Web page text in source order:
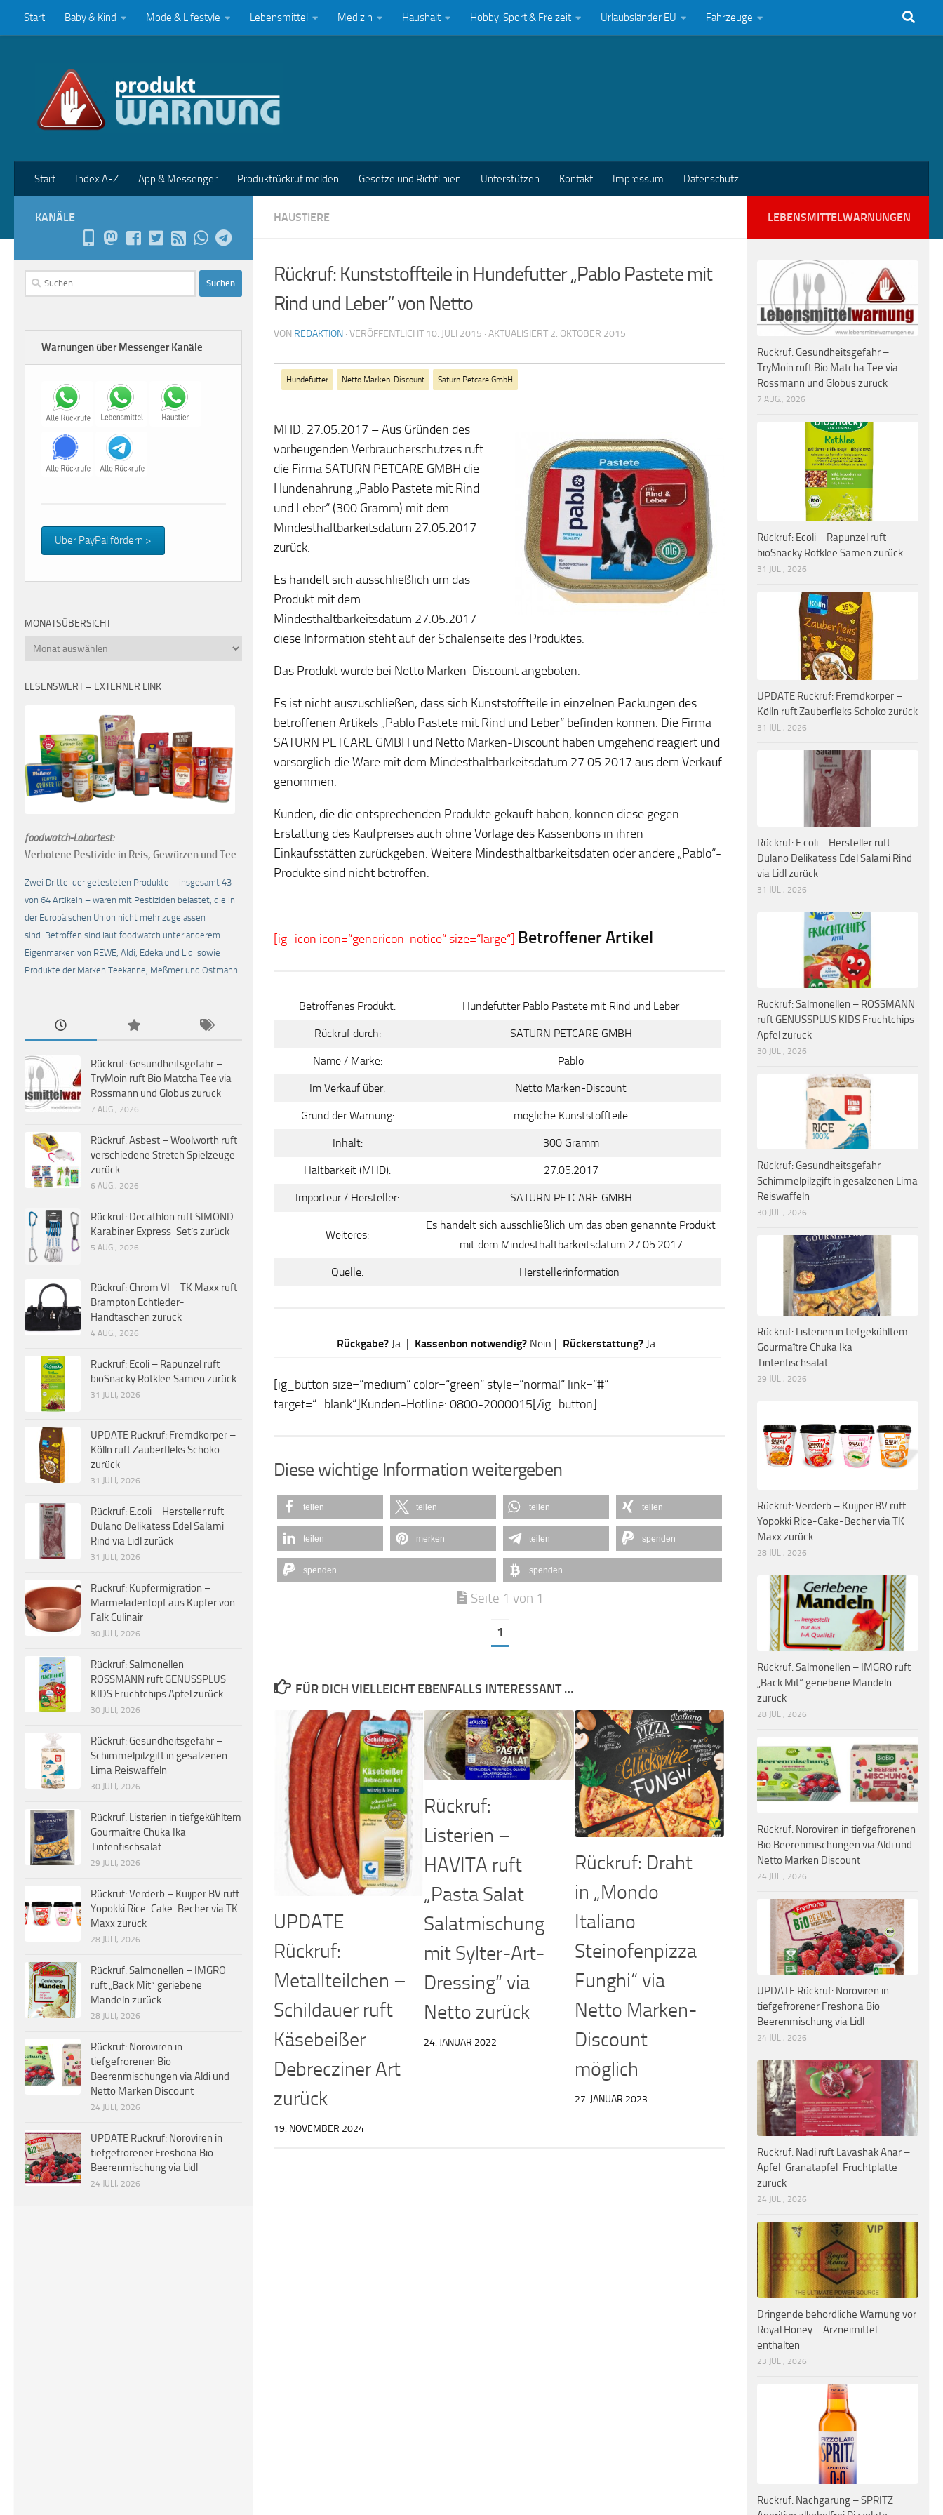
Zum Inhalt springen
Start Baby & Kind Mode & Lifestyle Lebensmittel Medizin Haushalt Hobby, Sport & Freizeit Urlaubsländer EU Fahrzeuge
Start Index A-Z App & Messenger Produktrückruf melden Gesetze und Richtlinien Unterstützen Kontakt Impressum Datenschutz
HAUSTIERE
Rückruf: Kunststoffteile in Hundefutter „Pablo Pastete mit
Rind und Leber“ von Netto
VON REDAKTION · VERÖFFENTLICHT 10. JULI 2015 · AKTUALISIERT 2. OKTOBER 2015
Hundefutter Netto Marken-Discount Saturn Petcare GmbH
MHD: 27.05.2017 –Aus Gründen des
vorbeugenden Verbraucherschutzes ruft
die Firma SATURN PETCARE GMBH die
Hundenahrung „Pablo Pastete mit Rind
und Leber“ (300 Gramm) mit dem
Mindesthaltbarkeitsdatum 27.05.2017
zurück:
Es handelt sich ausschließlich um das
Produkt mit dem
Mindesthaltbarkeitsdatum 27.05.2017 –
diese Information steht auf der Schalenseite des Produktes.
Das Produkt wurde bei Netto Marken-Discount angeboten.
Es ist nicht auszuschließen, dass sich Kunststoffteile in einzelnen Packungen des
betroffenen Artikels „Pablo Pastete mit Rind und Leber“ befinden können. Die Firma
SATURN PETCARE GMBH und Netto Marken-Discount haben umgehend reagiert und
vorsorglich die Ware mit dem Mindesthaltbarkeitsdatum 27.05.2017 aus dem Verkauf
genommen.
Kunden, die die entsprechenden Produkte gekauft haben, können diese gegen
Erstattung des Kaufpreises auch ohne Vorlage des Kassenbons in ihren
Einkaufsstätten zurückgeben. Weitere Mindesthaltbarkeitsdaten oder andere „Pablo“-
Produkte sind nicht betroffen.
[ig_icon icon=“genericon-notice“ size=“large“] Betroffener Artikel
Betroffenes Produkt: Hundefutter Pablo Pastete mit Rind und Leber
Rückruf durch: SATURN PETCARE GMBH
Name / Marke: Pablo
Im Verkauf über: Netto Marken-Discount
Grund der Warnung: mögliche Kunststoffteile
Inhalt: 300 Gramm
Haltbarkeit (MHD): 27.05.2017
Importeur / Hersteller: SATURN PETCARE GMBH
Weiteres:
Es handelt sich ausschließlich um das oben genannte Produkt
mit dem Mindesthaltbarkeitsdatum 27.05.2017
Quelle: Herstellerinformation
Rückgabe?Ja | Kassenbon notwendig?Nein | Rückerstattung?Ja
[ig_button size=“medium“ color=“green“ style=“normal“ link=“#“
target=“_blank“]Kunden-Hotline: 0800-2000015[/ig_button]
Diese wichtige Information weitergeben
teilen teilen teilen teilen
teilen merken teilen spenden
spenden spenden
Seite 1 von 1
1
FÜR DICH VIELLEICHT EBENFALLS INTERESSANT …
UPDATE
Rückruf:
Metallteilchen –
Schildauer ruft
Käsebeißer
Debrecziner Art
zurück
19. NOVEMBER 2024
Rückruf:
Listerien –
HAVITA ruft
„Pasta Salat
Salatmischung
mit Sylter-Art-
Dressing“ via
Netto zurück
24. JANUAR 2022
Rückruf: Draht
in „Mondo
Italiano
Steinofenpizza
Funghi“ via
Netto Marken-
Discount
möglich
27. JANUAR 2023
KANÄLE
Suchen
nach:
Warnungen über Messenger Kanäle
Über PayPal fördern >
MONATSÜBERSICHT
Monatsübersicht
LESENSWERT – EXTERNER LINK
foodwatch-Labortest:
Verbotene Pestizide in Reis, Gewürzen und Tee
Zwei Drittel der getesteten Produkte – insgesamt 43
von 64 Artikeln – waren mit Pestiziden belastet, die in
der Europäischen Union nicht mehr zugelassen
sind. Betroffen sind laut foodwatch unter anderem
Eigenmarken von REWE, Aldi, Edeka und Lidl sowie
Produkte der Marken Teekanne, Meßmer und Ostmann.
Rückruf: Gesundheitsgefahr –
TryMoin ruft Bio Matcha Tee via
Rossmann und Globus zurück
7 AUG., 2026
Rückruf: Asbest – Woolworth ruft
verschiedene Stretch Spielzeuge
zurück
6 AUG., 2026
Rückruf: Decathlon ruft SIMOND
Karabiner Express-Set’s zurück
5 AUG., 2026
Rückruf: Chrom VI – TK Maxx ruft
Brampton Echtleder-
Handtaschen zurück
4 AUG., 2026
Rückruf: Ecoli – Rapunzel ruft
bioSnacky Rotklee Samen zurück
31 JULI, 2026
UPDATE Rückruf: Fremdkörper –
Kölln ruft Zauberfleks Schoko
zurück
31 JULI, 2026
Rückruf: E.coli – Hersteller ruft
Dulano Delikatess Edel Salami
Rind via Lidl zurück
31 JULI, 2026
Rückruf: Kupfermigration –
Marmeladentopf aus Kupfer von
Falk Culinair
30 JULI, 2026
Rückruf: Salmonellen –
ROSSMANN ruft GENUSSPLUS
KIDS Fruchtchips Apfel zurück
30 JULI, 2026
Rückruf: Gesundheitsgefahr –
Schimmelpilzgift in gesalzenen
Lima Reiswaffeln
30 JULI, 2026
Rückruf: Listerien in tiefgekühltem
Gourmaître Chuka Ika
Tintenfischsalat
29 JULI, 2026
Rückruf: Verderb – Kuijper BV ruft
Yopokki Rice-Cake-Becher via TK
Maxx zurück
28 JULI, 2026
Rückruf: Salmonellen – IMGRO
ruft „Back Mit“ geriebene
Mandeln zurück
28 JULI, 2026
Rückruf: Noroviren in
tiefgefrorenen Bio
Beerenmischungen via Aldi und
Netto Marken Discount
24 JULI, 2026
UPDATE Rückruf: Noroviren in
tiefgefrorener Freshona Bio
Beerenmischung via Lidl
24 JULI, 2026
LEBENSMITTELWARNUNGEN
Rückruf: Gesundheitsgefahr –
TryMoin ruft Bio Matcha Tee via
Rossmann und Globus zurück
7 AUG., 2026
Rückruf: Ecoli – Rapunzel ruft
bioSnacky Rotklee Samen zurück
31 JULI, 2026
UPDATE Rückruf: Fremdkörper –
Kölln ruft Zauberfleks Schoko zurück
31 JULI, 2026
Rückruf: E.coli – Hersteller ruft
Dulano Delikatess Edel Salami Rind
via Lidl zurück
31 JULI, 2026
Rückruf: Salmonellen – ROSSMANN
ruft GENUSSPLUS KIDS Fruchtchips
Apfel zurück
30 JULI, 2026
Rückruf: Gesundheitsgefahr –
Schimmelpilzgift in gesalzenen Lima
Reiswaffeln
30 JULI, 2026
Rückruf: Listerien in tiefgekühltem
Gourmaître Chuka Ika
Tintenfischsalat
29 JULI, 2026
Rückruf: Verderb – Kuijper BV ruft
Yopokki Rice-Cake-Becher via TK
Maxx zurück
28 JULI, 2026
Rückruf: Salmonellen – IMGRO ruft
„Back Mit“ geriebene Mandeln
zurück
28 JULI, 2026
Rückruf: Noroviren in tiefgefrorenen
Bio Beerenmischungen via Aldi und
Netto Marken Discount
24 JULI, 2026
UPDATE Rückruf: Noroviren in
tiefgefrorener Freshona Bio
Beerenmischung via Lidl
24 JULI, 2026
Rückruf: Nadi ruft Lavashak Anar –
Apfel-Granatapfel-Fruchtplatte
zurück
24 JULI, 2026
Dringende behördliche Warnung vor
Royal Honey – Arzneimittel
enthalten
23 JULI, 2026
Rückruf: Nachgärung – SPRITZ